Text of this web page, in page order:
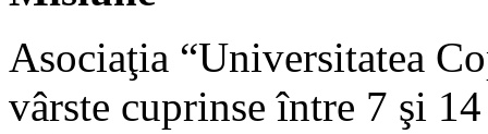
Asociaţia “Universitatea
vârste cuprinse între 7 şi